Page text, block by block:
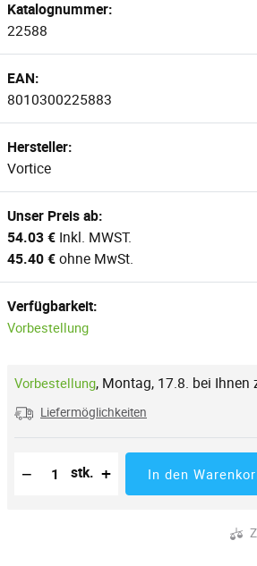
Katalognummer:
22588
EAN:
8010300225883
Hersteller:
Vortice
Unser Preis ab:
54.03 € Inkl. MWST.
45.40 €ohne MwSt.
Verfügbarkeit:
Vorbestellung
Vorbestellung, Montag, 17.8. bei Ihnen
Liefermöglichkeiten
−
Reduzierung der Menge
Anzahl der Stücke
stk. + In den